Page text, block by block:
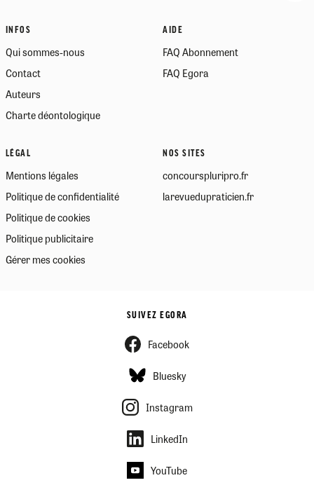
INFOS
Qui sommes-nous
Contact
Auteurs
Charte déontologique
AIDE
FAQ Abonnement
FAQ Egora
LÉGAL
Mentions légales
Politique de confidentialité
Politique de cookies
Politique publicitaire
Gérer mes cookies
NOS SITES
concourspluripro.fr
larevuedupraticien.fr
SUIVEZ EGORA
Facebook
Bluesky
Instagram
LinkedIn
YouTube